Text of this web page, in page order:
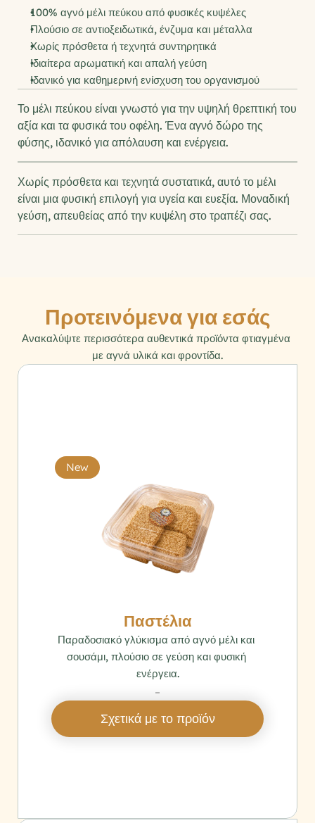
100% αγνό μέλι πεύκου από φυσικές κυψέλες
Πλούσιο σε αντιοξειδωτικά, ένζυμα και μέταλλα
Χωρίς πρόσθετα ή τεχνητά συντηρητικά
Ιδιαίτερα αρωματική και απαλή γεύση
Ιδανικό για καθημερινή ενίσχυση του οργανισμού
Το μέλι πεύκου είναι γνωστό για την υψηλή θρεπτική του
αξία και τα φυσικά του οφέλη. Ένα αγνό δώρο της
φύσης, ιδανικό για απόλαυση και ενέργεια.
Χωρίς πρόσθετα και τεχνητά συστατικά, αυτό το μέλι
είναι μια φυσική επιλογή για υγεία και ευεξία. Μοναδική
γεύση, απευθείας από την κυψέλη στο τραπέζι σας.
Προτεινόμενα για εσάς
Ανακαλύψτε περισσότερα αυθεντικά προϊόντα φτιαγμένα
με αγνά υλικά και φροντίδα.
New
Παστέλια
Παραδοσιακό γλύκισμα από αγνό μέλι και
σουσάμι, πλούσιο σε γεύση και φυσική
ενέργεια.
‎
Σχετικά με το προϊόν